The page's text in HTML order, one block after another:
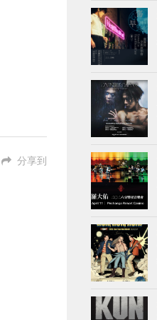
分享到